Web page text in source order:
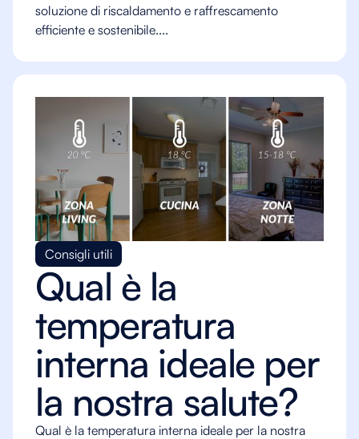
soluzione di riscaldamento e raffrescamento
efficiente e sostenibile....
Consigli utili
Qual è la
temperatura
interna ideale per
la nostra salute?
Qual è la temperatura interna ideale per la nostra